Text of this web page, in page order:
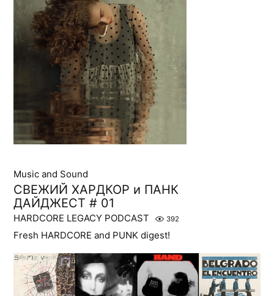
Music and Sound
СВЕЖИЙ ХАРДКОР и ПАНК
ДАЙДЖЕСТ # 01
HARDCORE LEGACY PODCAST 392
Fresh HARDCORE and PUNK digest!